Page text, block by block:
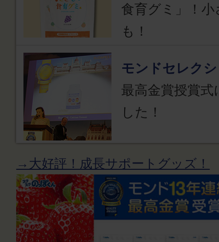
食育グミ」！
も！
モンドセレク
最高金賞授賞
した！
→大好評！成長サポートグッズ！